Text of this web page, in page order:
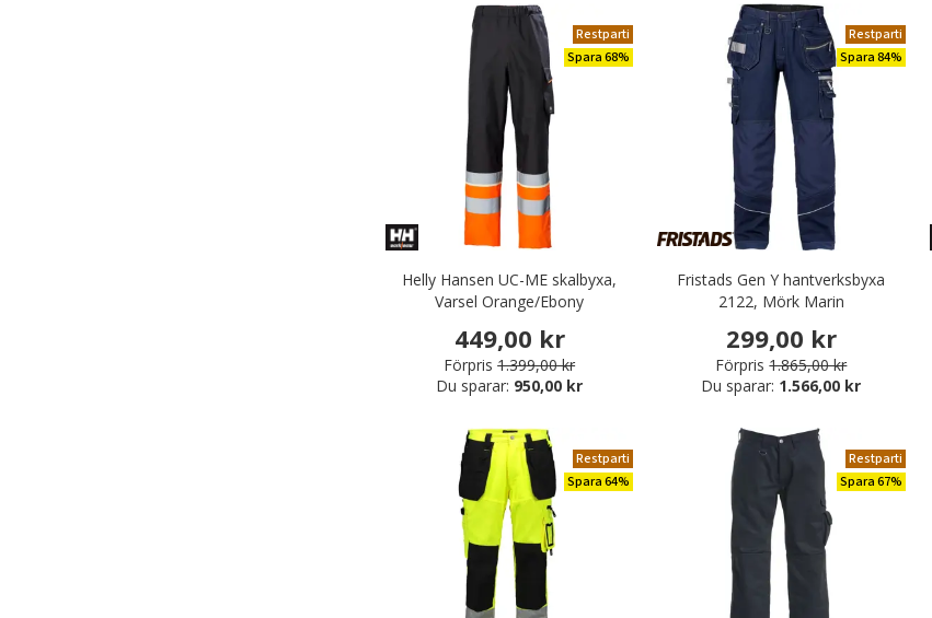
Restparti
Spara 68%
Helly Hansen UC-ME skalbyxa,
Varsel Orange/Ebony
449,00 kr
Förpris 1.399,00 kr
Du sparar: 950,00 kr
Restparti
Spara 84%
Fristads Gen Y hantverksbyxa
2122, Mörk Marin
299,00 kr
Förpris 1.865,00 kr
Du sparar: 1.566,00 kr
Restparti
Spara 64%
Restparti
Spara 67%